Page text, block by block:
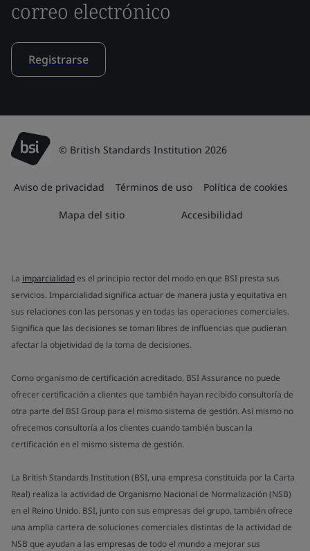
correo electrónico
Registrarse
© British Standards Institution 2026
Aviso de privacidad Términos de uso Política de cookies
Mapa del sitio Accesibilidad
La imparcialidades el principio rector del modo en que BSI presta sus
servicios. Imparcialidad significa actuar de manera justa y equitativa en
sus relaciones con las personas y en todas las operaciones comerciales.
Significa que las decisiones se toman libres de influencias que pudieran
afectar la objetividad de la toma de decisiones.
Como organismo de certificación acreditado, BSI Assurance no puede
ofrecer certificación a clientes que también hayan recibido consultoría de
otra parte del BSI Group para el mismo sistema de gestión. Así mismo no
ofrecemos consultoría a los clientes cuando también buscan la
certificación en el mismo sistema de gestión.
La British Standards Institution (BSI, una empresa constituida por la Carta
Real) realiza la actividad de Organismo Nacional de Normalización (NSB)
en el Reino Unido. BSI, junto con sus empresas del grupo, también ofrece
una amplia cartera de soluciones comerciales distintas de la actividad de
NSB que ayudan a las empresas de todo el mundo a mejorar sus